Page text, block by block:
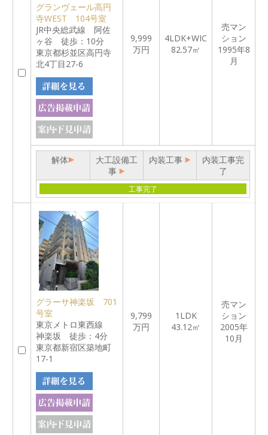
グランヴェール高円
寺WEST 104号室
JR中央総武線 阿佐
ヶ谷 徒歩：10分
東京都杉並区高円寺
北4丁目27-6
9,999
万円
4LDK+WIC
82.57㎡
売マン
ション
1995年8
月
解体
大工設備工
事
内装工事
内装工事完
了
工事完了
グラーサ神楽坂 701
号室
東京メトロ東西線
神楽坂 徒歩：4分
東京都新宿区築地町
17-1
9,799
万円
1LDK
43.12㎡
売マン
ション
2005年
10月